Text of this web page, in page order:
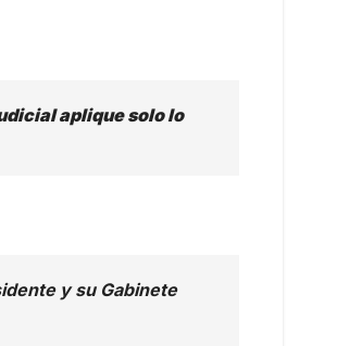
aplique solo lo
y su Gabinete